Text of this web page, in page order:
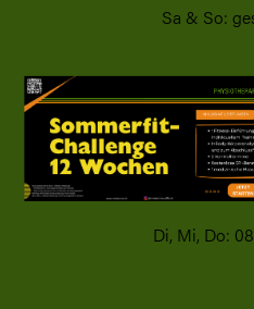
Sa & So:
Mo-Fr:
13:30 -
Di, Mi, Do: